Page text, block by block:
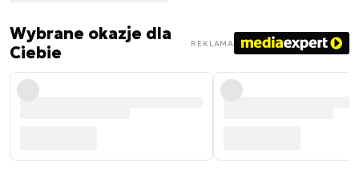
Wybrane okazje dla
Ciebie
REKLAMA